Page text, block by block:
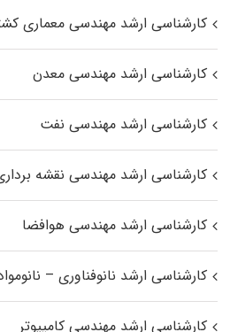
کارشناسی ارشد مهندسی معماری
کارشناسی ارشد مهندسی معدن
کارشناسی ارشد مهندسی نفت
کارشناسی ارشد مهندسی نقشه
کارشناسی ارشد مهندسی هوافضا
کارشناسی ارشد نانوفناوری –
کارشناسی ارشد مهندسی کامپیوتر